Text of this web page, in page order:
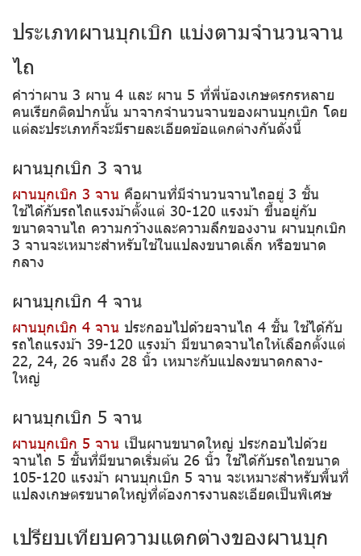
ประเภทผานบุกเบิก แบ่งตามจำนวนจาน
ไถ
คำว่าผาน 3 ผาน 4 และ ผาน 5 ที่พี่น้องเกษตรกรหลาย
คนเรียกติดปากนั้น มาจากจำนวนจานของผานบุกเบิก โดย
แต่ละประเภทก็จะมีรายละเอียดข้อแตกต่างกันดังนี้
ผานบุกเบิก 3 จาน
ผานบุกเบิก 3 จาน คือผานที่มีจำนวนจานไถอยู่ 3 ชิ้น
ใช้ได้กับรถไถแรงม้าตั้งแต่ 30-120 แรงม้า ขึ้นอยู่กับ
ขนาดจานไถ ความกว้างและความลึกของงาน ผานบุกเบิก
3 จานจะเหมาะสำหรับใช้ในแปลงขนาดเล็ก หรือขนาด
กลาง
ผานบุกเบิก 4 จาน
ผานบุกเบิก 4 จาน ประกอบไปด้วยจานไถ 4 ชิ้น ใช้ได้กับ
รถไถแรงม้า 39-120 แรงม้า มีขนาดจานไถให้เลือกตั้งแต่
22, 24, 26 จนถึง 28 นิ้ว เหมาะกับแปลงขนาดกลาง-
ใหญ่
ผานบุกเบิก 5 จาน
ผานบุกเบิก 5 จาน เป็นผานขนาดใหญ่ ประกอบไปด้วย
จานไถ 5 ชิ้นที่มีขนาดเริ่มต้น 26 นิ้ว ใช้ได้กับรถไถขนาด
105-120 แรงม้า ผานบุกเบิก 5 จาน จะเหมาะสำหรับพื้นที่
แปลงเกษตรขนาดใหญ่ที่ต้องการงานละเอียดเป็นพิเศษ
เปรียบเทียบความแตกต่างของผานบุก